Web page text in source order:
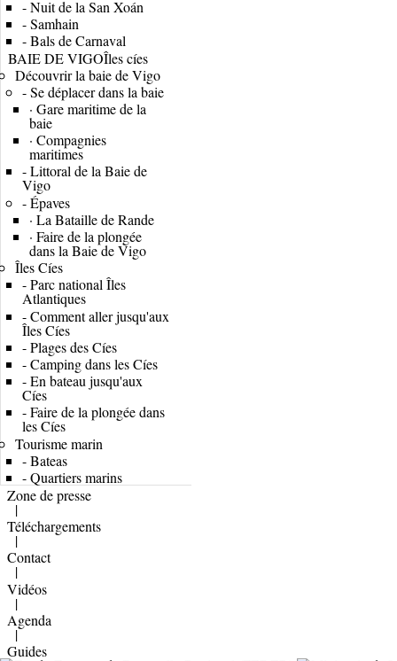
-Nuit de la San Xoán
-Samhain
-Bals de Carnaval
BAIE DE VIGOÎles cíes
Découvrir la baie de Vigo
-Se déplacer dans la baie
· Gare maritime de la
baie
· Compagnies
maritimes
-Littoral de la Baie de
Vigo
-Épaves
· La Bataille de Rande
· Faire de la plongée
dans la Baie de Vigo
Îles Cíes
-Parc national Îles
Atlantiques
-Comment aller jusqu'aux
Îles Cíes
-Plages des Cíes
-Camping dans les Cíes
-En bateau jusqu'aux
Cíes
-Faire de la plongée dans
les Cíes
Tourisme marin
-Bateas
-Quartiers marins
Zone de presse
|
Téléchargements
|
Contact
|
Vidéos
|
Agenda
|
Guides